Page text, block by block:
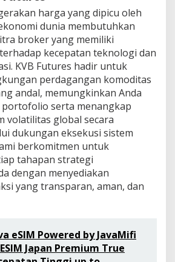
harga yang dipicu oleh
dunia membutuhkan
broker yang memiliki
kecepatan teknologi dan
KVB Futures hadir untuk
perdagangan komoditas
andal, memungkinkan Anda
serta menangkap
volatilitas global secara
dukungan eksekusi sistem
berkomitmen untuk
tahapan strategi
dengan menyediakan
yang transparan, aman, dan
eSIM Powered by JavaMifi
Japan Premium True